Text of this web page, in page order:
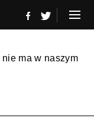
ma w naszym